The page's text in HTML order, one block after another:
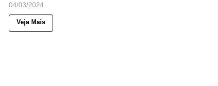
04/03/2024
Veja Mais